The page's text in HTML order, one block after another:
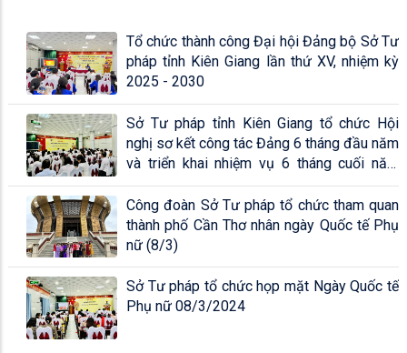
Tổ chức thành công Đại hội Đảng bộ Sở Tư
pháp tỉnh Kiên Giang lần thứ XV, nhiệm kỳ
2025 - 2030
Sở Tư pháp tỉnh Kiên Giang tổ chức Hội
nghị sơ kết công tác Đảng 6 tháng đầu năm
và triển khai nhiệm vụ 6 tháng cuối năm
2024
Công đoàn Sở Tư pháp tổ chức tham quan
thành phố Cần Thơ nhân ngày Quốc tế Phụ
nữ (8/3)
Sở Tư pháp tổ chức họp mặt Ngày Quốc tế
Phụ nữ 08/3/2024